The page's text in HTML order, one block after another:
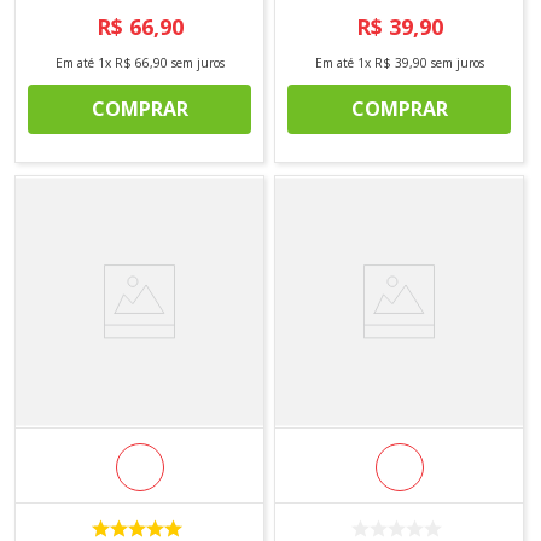
cores neutras e estampas variadas, combinam
presentear.
Vale combinar com mantas e xales
completar o aconchego ou apostar no par
perfeito para sua rotina pós-banho compijamas
Principais tipos e materiais:
Na hora de comprar pantufa, conhecer os
modelos ajuda a escolher a opção ideal:
inverno.
Pantufa aberta (tipo slide):
prática e mais
ventilada, ideal para meia-estação ou para quem
prefere mais leveza.
R$ 66,90
Em até 1x R$ 66,90 sem juros
COMPRAR
R$ 39,90
Em até 1x R$ 39,90 sem juros
COMPRAR